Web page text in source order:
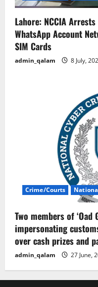
Lahore: NCCIA
WhatsApp Account
SIM Cards
admin_qalam 8 July,
Crime/Courts
Two members of ‘Oad
impersonating
over cash prizes and
admin_qalam 27 June,